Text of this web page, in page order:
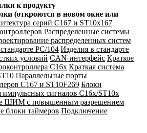
к продукту
(откроются в новом окне или
серий С167 и ST10x167
Распределенные системы
распределенных систем
PC/104 Изделия в стандарте
условий CAN-интерфейс Краткое
C16x Краткая система
Параллельные порты
C167 и ST10F269 Блоки
сигналов C16x/ST10x
ШИМ с повышенным разрешением
блоки таймеров Подключение